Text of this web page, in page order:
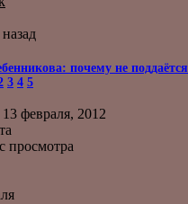
почему не поддаётся
3 4 5
13 февраля, 2012
просмотра